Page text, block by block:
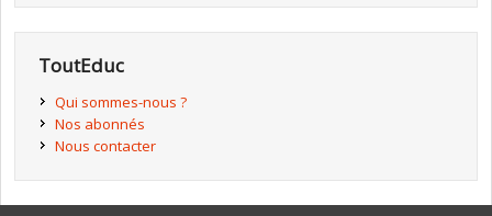
ToutEduc
Qui sommes-nous ?
Nos abonnés
Nous contacter